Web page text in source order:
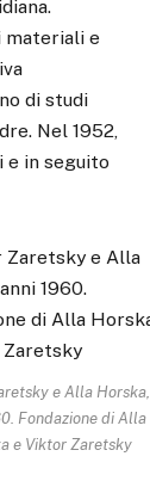
materiali e
di studi
Nel 1952,
e in seguito
e Alla Horska,
Fondazione di Alla
e Viktor Zaretsky